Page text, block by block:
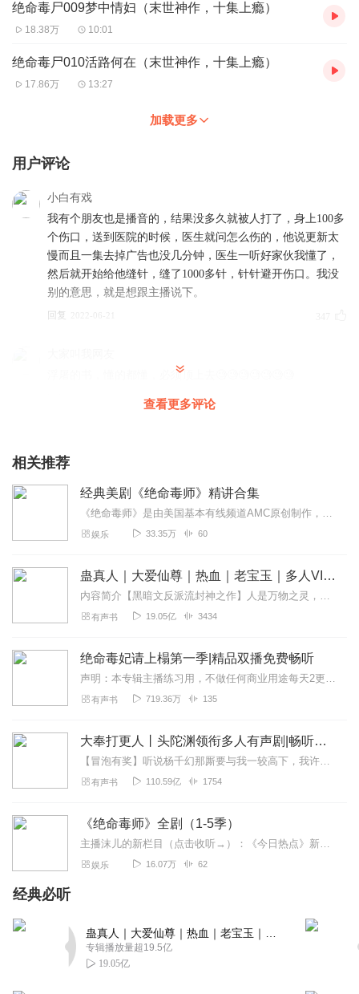
绝命毒尸009梦中情妇（末世神作，十集上瘾）
18.38万 10:01
绝命毒尸010活路何在（末世神作，十集上瘾）
17.86万 13:27
加载更多
用户评论
小白有戏
我有个朋友也是播音的，结果没多久就被人打了，身上100多
个伤口，送到医院的时候，医生就问怎么伤的，他说更新太
慢而且一集去掉广告也没几分钟，医生一听好家伙我懂了，
然后就开始给他缝针，缝了1000多针，针针避开伤口。我没
别的意思，就是想跟主播说下。
回复
浮屠的书，懂的都懂，必须顶上去🧐🧐🧐🧐🧐🧐🧐
浮屠的末日小说，基本是秒杀90%的末日文的，逻辑严谨，
是不多的好书了。
2022-05-11 99
人不风流枉少年！居然末日了有能力了不开后宫那是傻子和
所谓的正人君子要么阳痿
2022-05-07
幽韵天涯
主角圣母且喜欢收破鞋，不说无脑但也只有点小聪明，舔狗
一个还是舔圣母婊，主播讲的也可以，圣母玛利亚的福利
李尚往来礼尚往来
哇哈哈哈哈哈哈哈 我喜欢 看到女主播这样子必须订阅啊 尺
得这本书好听 才订阅才来听的
2022-05-05
说不无脑，还是有点无脑的，男主不是正常人该有的情感和
性格之类的比较气人，别给我说因为他父母，剧情还可以，
女人多末世文还是可以接受的，死几个身边的人也正常，舍
己为人稍微有点，还有就是绝境下还调情应该没那个心思吧
也活不过多久，出了尺度大了点和其他末世文差不了多少。
查看更多评论
相关推荐
经典美剧《绝命毒师》精讲合集
《绝命毒师》是由美国基本有线频道AMC原创制作，亚当·伯恩斯坦、米歇尔·麦克拉伦担任导演，布莱恩·克兰斯顿、亚伦·保尔、安娜·冈、迪恩·诺里斯、贝茜·布兰特等主...
娱乐 33.35万 60
蛊真人｜大爱仙尊｜热血｜老宝玉｜多人VIP免费有声剧
内容简介【黑暗文反派流封神之作】人是万物之灵，蛊是天地真精。一个穿越者不断重生的故事。一个养蛊、炼蛊、用蛊的奇特世界。配音组（男角色）老宝玉旁白...
有声书 19.05亿 3434
绝命毒妃请上榻第一季|精品双播免费畅听
声明：本专辑主播练习用，不做任何商业用途每天2更，喜欢的可以订阅专辑关注主播哦~21世纪神级杀手穿越异世，与男主谈情说爱，打遍天下无敌手的...
有声书 719.36万 135
大奉打更人丨头陀渊领衔多人有声剧|畅听全集|王鹤棣、田曦薇主演影视剧原著|卖报小郎君
【冒泡有奖】听说杨千幻那厮要与我一较高下，我许七安要开始装叉了！快进入声音播放页戳下方输入框，冒个泡偷偷告诉我，我要用哪些诗词才能胜过他？说得好的，有赏！202...
有声书 110.59亿 1754
《绝命毒师》全剧（1-5季）
主播沫儿的新栏目（点击收听→）：《今日热点》新墨西哥州的高中化学老师沃尔特是拮据家庭的唯一经济来源。他大半生安分守己，兢兢业业，却在50岁生日之际突然得知自己罹...
娱乐 16.07万 62
经典必听
专辑播放量超19.5亿
19.05亿